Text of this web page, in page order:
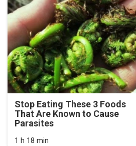
Stop Eating These 3 Foods
That Are Known to Cause
Parasites
1 h 18 min